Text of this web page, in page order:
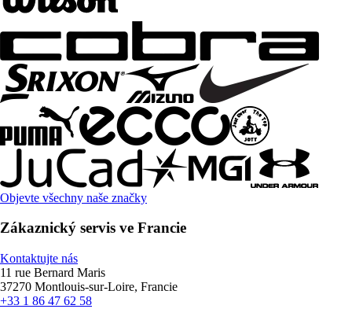
Objevte všechny naše značky
Zákaznický servis ve Francie
Kontaktujte nás
11 rue Bernard Maris
37270 Montlouis-sur-Loire, Francie
+33 1 86 47 62 58